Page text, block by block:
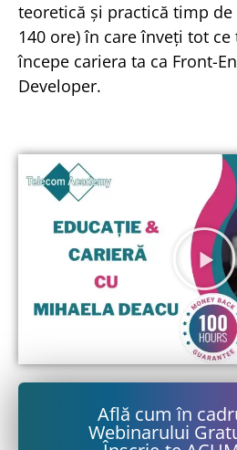
teoretică și practică timp de
140 ore) în care înveți tot
începe cariera ta ca Front-
Developer.
Află cum în
Webinarului